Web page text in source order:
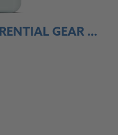
HIGHTEC RACING DIFFERENTIAL GEAR OIL SAE 75W-140 LS